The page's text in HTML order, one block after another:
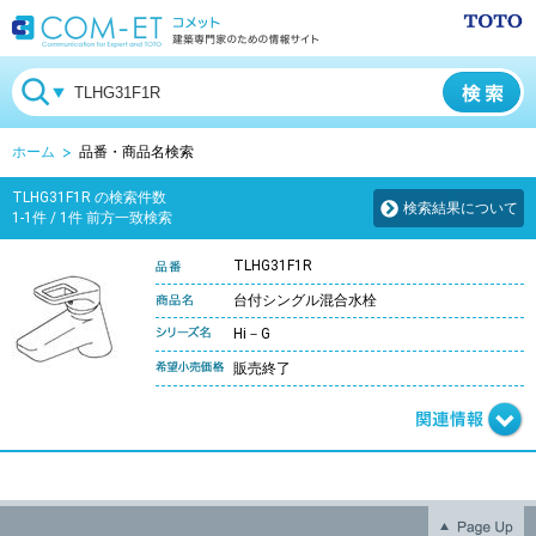
ホーム 品番・商品名検索
TLHG31F1R の検索件数
1-1件 / 1件 前方一致検索
検索結果について
TLHG31F1R
台付シングル混合水栓
Hi－G
販売終了